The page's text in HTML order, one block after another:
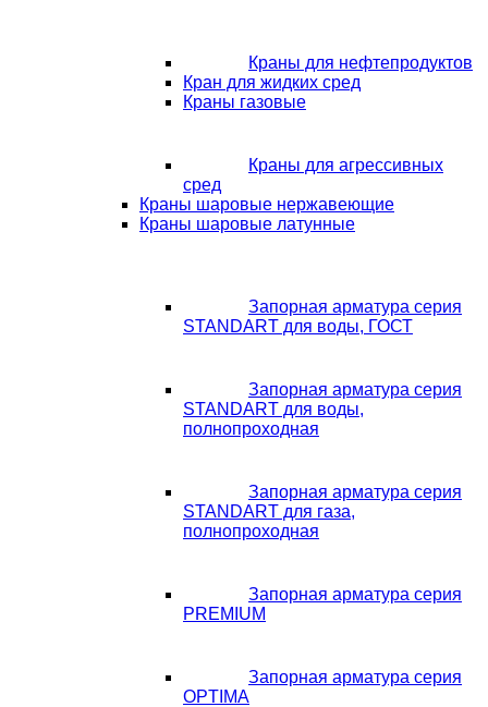
Краны для нефтепродуктов
Кран для жидких сред
Краны газовые
Краны для агрессивных
сред
Краны шаровые нержавеющие
Краны шаровые латунные
Запорная арматура серия
STANDART для воды, ГОСТ
Запорная арматура серия
STANDART для воды,
полнопроходная
Запорная арматура серия
STANDART для газа,
полнопроходная
Запорная арматура серия
PREMIUM
Запорная арматура серия
OPTIMA